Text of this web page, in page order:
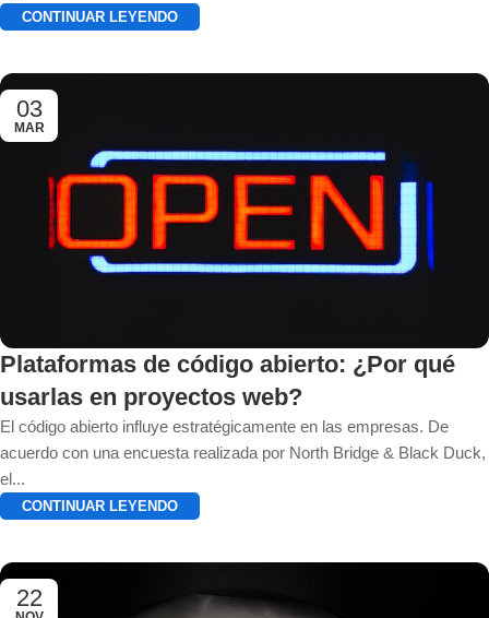
CONTINUAR LEYENDO
03
MAR
Plataformas de código abierto: ¿Por qué
usarlas en proyectos web?
El código abierto influye estratégicamente en las empresas. De
acuerdo con una encuesta realizada por North Bridge & Black Duck,
el...
CONTINUAR LEYENDO
22